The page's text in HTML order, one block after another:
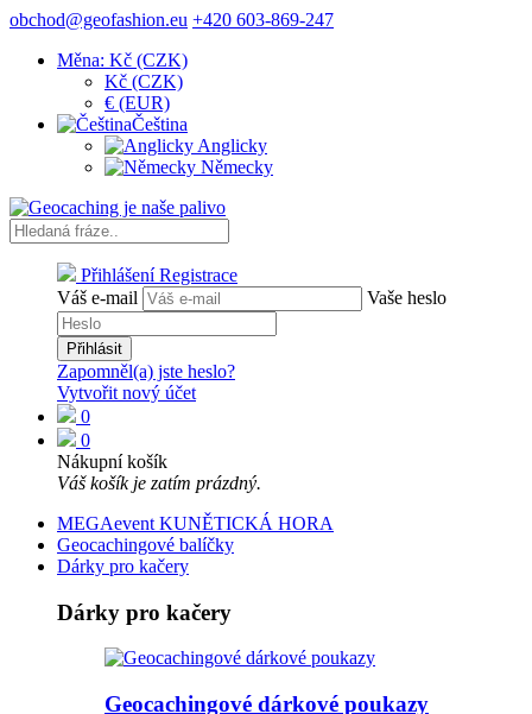
obchod@geofashion.eu +420 603-869-247
Měna: Kč (CZK)
Kč (CZK)
€ (EUR)
Čeština
Anglicky
Německy
Přihlášení Registrace
Váš e-mail
Vaše heslo
Přihlásit
Zapomněl(a) jste heslo?
Vytvořit nový účet
0
0
Nákupní košík
Váš košík je zatím prázdný.
MEGAevent KUNĚTICKÁ HORA
Geocachingové balíčky
Dárky pro kačery
Dárky pro kačery
Geocachingové dárkové poukazy